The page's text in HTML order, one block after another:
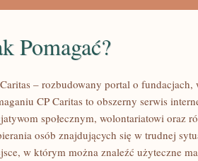
Pomagać?
– rozbudowany portal o
CP Caritas to obszerny serwis
społecznym, wolontariatowi oraz
osób znajdujących się w trudnej
w którym można znaleźć użyteczne